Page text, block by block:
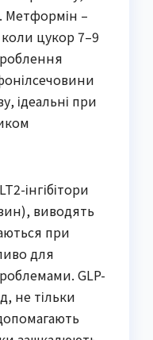
Метформін –
цукор 7–9
ідеальні при
інгібітори
виводять
при
для
GLP-
не тільки